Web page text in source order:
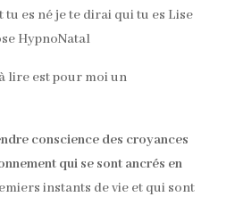
lire est pour moi un
conscience des croyances
qui se sont ancrés en
instants de vie et qui sont